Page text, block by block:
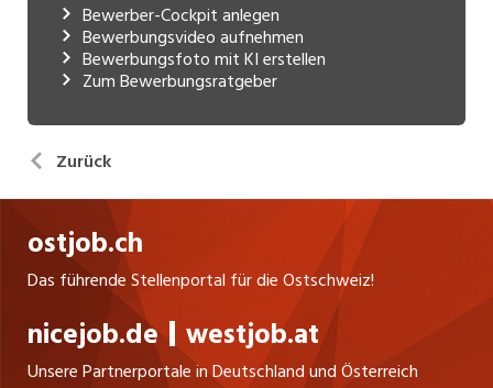
Bewerber-Cockpit anlegen
Bewerbungsvideo aufnehmen
Bewerbungsfoto mit KI erstellen
Zum Bewerbungsratgeber
Zurück
ostjob.ch
Das führende Stellenportal für die Ostschweiz!
nicejob.de westjob.at
Unsere Partnerportale in Deutschland und Österreich